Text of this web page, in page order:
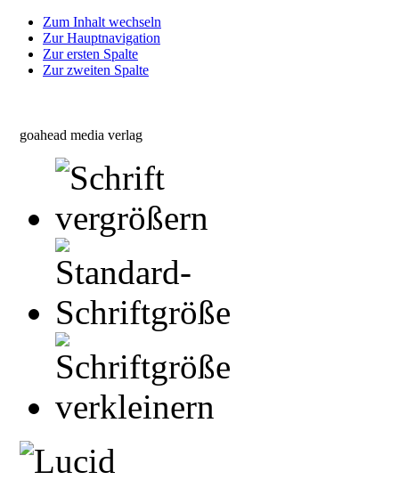
Zum Inhalt wechseln
Zur Hauptnavigation
Zur ersten Spalte
Zur zweiten Spalte
goahead media verlag